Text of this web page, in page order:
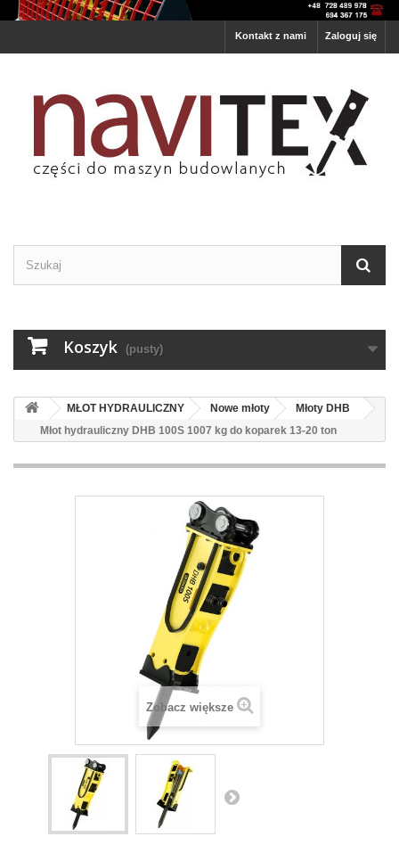
Zaloguj się
Kontakt z nami
Koszyk (pusty)
MŁOT HYDRAULICZNY Nowe młoty
Młoty DHB
Młot hydrauliczny DHB 100S 1007 kg do koparek 13-20 ton
Zobacz większe